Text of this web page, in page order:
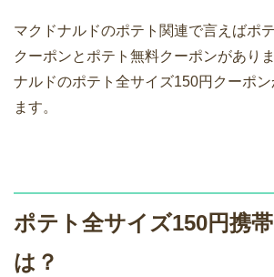
マクドナルドのポテト関連で言えばポ
クーポンとポテト無料クーポンがあり
ナルドのポテト全サイズ150円クーポ
ます。
ポテト全サイズ150円携
は？